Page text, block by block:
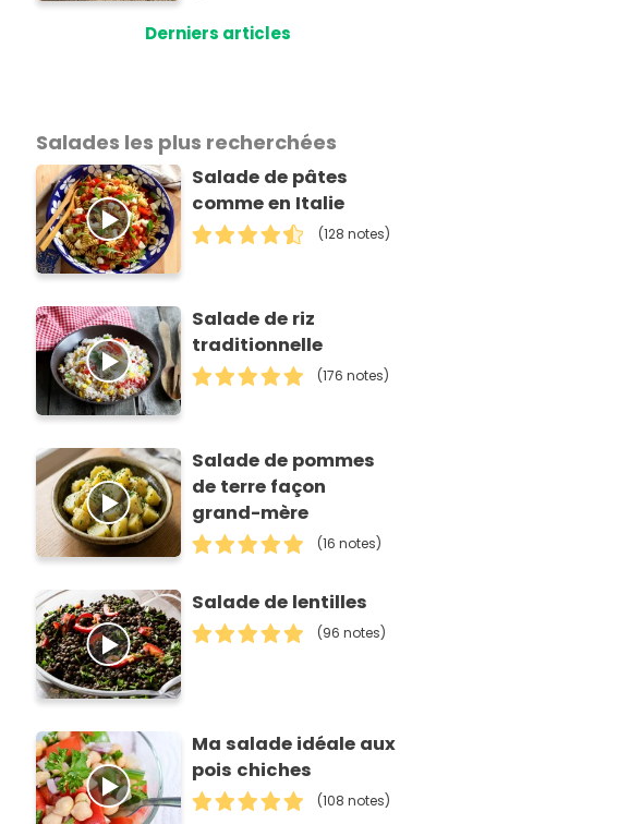
fraîcheur de vos
Derniers articles
Salades les plus recherchées
Salade de pâtes
comme en Italie
(128 notes)
Salade de riz
traditionnelle
(176 notes)
Salade de pommes
de terre façon
grand-mère
(16 notes)
Salade de lentilles
(96 notes)
Ma salade idéale aux
pois chiches
(108 notes)